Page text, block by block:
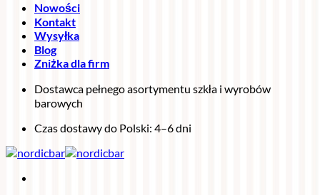
Nowości
Kontakt
Wysyłka
Blog
Zniżka dla firm
Dostawca pełnego asortymentu szkła i wyrobów
barowych
Czas dostawy do Polski: 4–6 dni